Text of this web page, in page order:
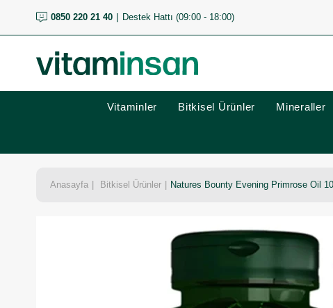
0850 220 21 40 Destek Hattı (09:00 - 18:00)
Vitaminler Bitkisel Ürünler Mineraller
Anasayfa Bitkisel Ürünler Natures Bounty Evening Primrose Oil